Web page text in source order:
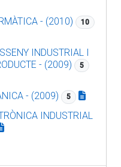
- (2010) 10
INDUSTRIAL I
- (2009)
5
- (2009) 5
INDUSTRIAL